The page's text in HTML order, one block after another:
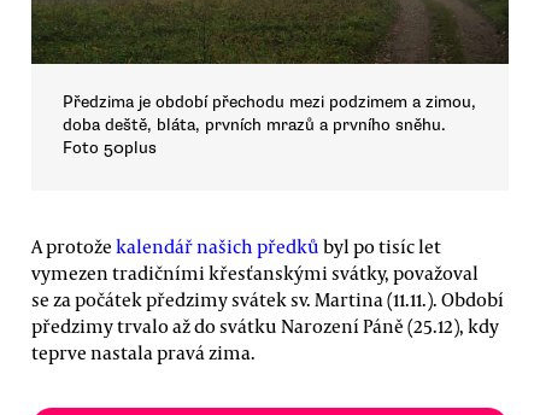
Předzima je období přechodu mezi podzimem a zimou,
doba deště, bláta, prvních mrazů a prvního sněhu.
Foto 50plus
A protože kalendář našich předků byl po tisíc let
vymezen tradičními křesťanskými svátky, považoval
se za počátek předzimy svátek sv. Martina (11.11.). Období
předzimy trvalo až do svátku Narození Páně (25.12), kdy
teprve nastala pravá zima.